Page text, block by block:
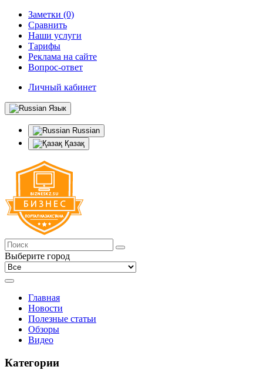
Заметки (0)
Сравнить
Наши услуги
Тарифы
Реклама на сайте
Вопрос-ответ
Личный кабинет
Язык
Russian
Қазақ
Выберите город
Главная
Новости
Полезные статьи
Обзоры
Видео
Категории